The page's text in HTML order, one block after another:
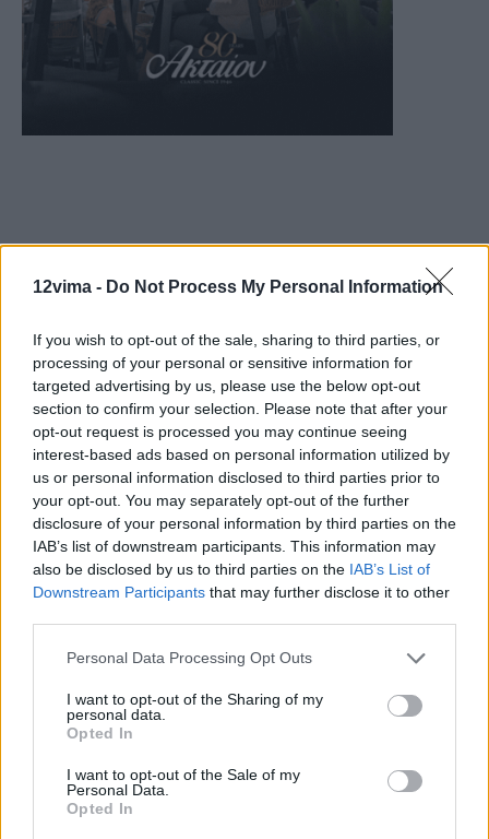
12vima - Do Not Process My Personal Information
If you wish to opt-out of the sale, sharing to third parties, or
processing of your personal or sensitive information for
targeted advertising by us, please use the below opt-out
section to confirm your selection. Please note that after your
opt-out request is processed you may continue seeing
interest-based ads based on personal information utilized by
us or personal information disclosed to third parties prior to
your opt-out. You may separately opt-out of the further
disclosure of your personal information by third parties on the
IAB’s list of downstream participants. This information may
also be disclosed by us to third parties on the IAB’s List of
Downstream Participants that may further disclose it to other
Personal Data Processing Opt Outs
I want to opt-out of the Sharing of my
personal data.
Opted In
I want to opt-out of the Sale of my
Personal Data.
Opted In